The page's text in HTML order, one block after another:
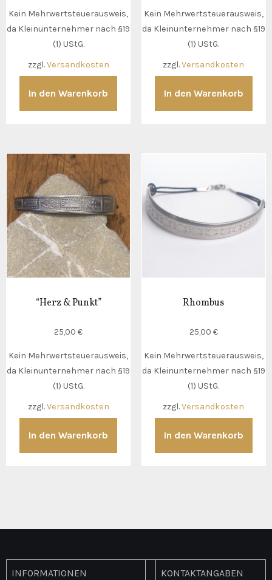
Kein Mehrwertsteuerausweis,
da Kleinunternehmer nach §19
(1) UStG.
zzgl.Versandkosten
In den Warenkorb
Kein Mehrwertsteuerausweis,
da Kleinunternehmer nach §19
(1) UStG.
zzgl.Versandkosten
In den Warenkorb
“Herz & Punkt”
25,00€
Kein Mehrwertsteuerausweis,
da Kleinunternehmer nach §19
(1) UStG.
zzgl.Versandkosten
In den Warenkorb
Rhombus
25,00 €
Kein Mehrwertsteuerausweis,
da Kleinunternehmer nach §19
(1) UStG.
zzgl.Versandkosten
In den Warenkorb
INFORMATIONEN KONTAKTANGABEN